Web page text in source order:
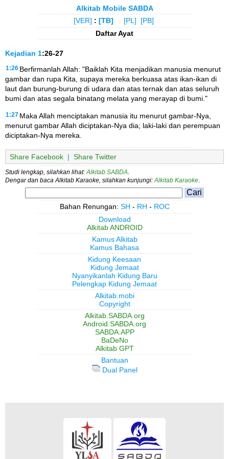
Alkitab Mobile SABDA
[VER] : [TB] [PL]
[PB]
Daftar Ayat
Kejadian 1:26-27
1:26 Berfirmanlah Allah: "Baiklah Kita menjadikan manusia menurut
gambar dan rupa Kita, supaya mereka berkuasa atas ikan-ikan di
laut dan burung-burung di udara dan atas ternak dan atas seluruh
bumi dan atas segala binatang melata yang merayap di bumi."
1:27 Maka Allah menciptakan manusia itu menurut gambar-Nya,
menurut gambar Allah diciptakan-Nya dia; laki-laki dan perempuan
diciptakan-Nya mereka.
Share Facebook | Share Twitter
Studi lengkap, silahkan lihat: Alkitab SABDA
Dengar dan baca Alkitab Karaoke, silahkan kunjungi: Alkitab Karaoke
Bahan Renungan: SH - RH - ROC
Download
Alkitab ANDROID
Kamus Alkitab
Kamus Bahasa
Kidung Keesaan
Kidung Jemaat
Nyanyikanlah Kidung Baru
Pelengkap Kidung Jemaat
Alkitab.mobi
Copyright
Alkitab.SABDA.org
Android.SABDA.org
SABDA.APP
BaDeNo
Alkitab GPT
Bantuan
Dual Panel